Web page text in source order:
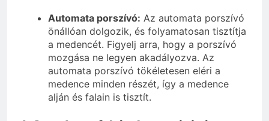
Automata porszívó: Az automata porszívó
önállóan dolgozik, és folyamatosan tisztítja
a medencét. Figyelj arra, hogy a porszívó
mozgása ne legyen akadályozva. Az
automata porszívó tökéletesen eléri a
medence minden részét, így a medence
alján és falain is tisztít.